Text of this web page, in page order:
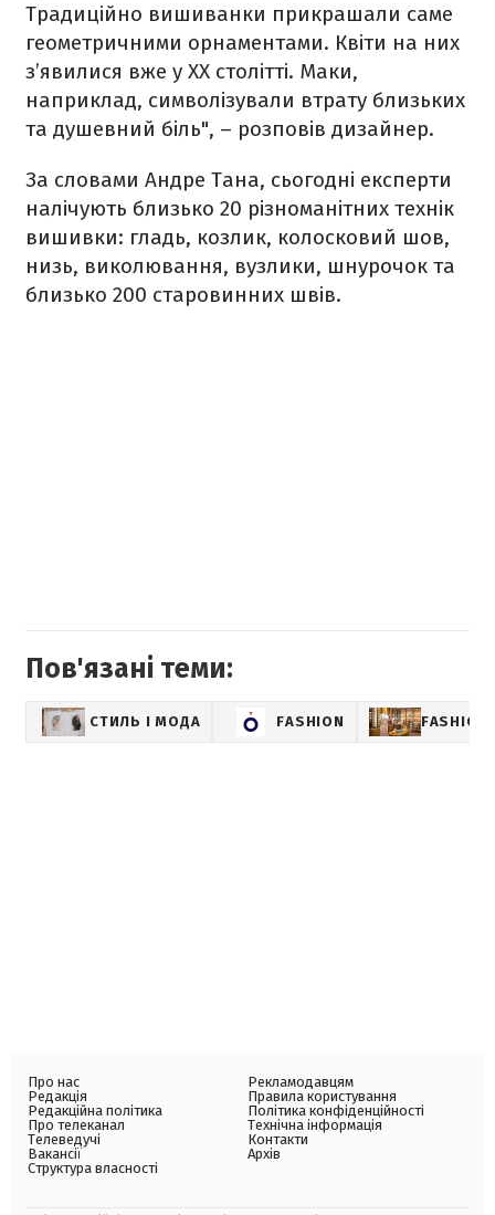
Традиційно вишиванки прикрашали саме
геометричними орнаментами. Квіти на них
з’явилися вже у XX столітті. Маки,
наприклад, символізували втрату близьких
та душевний біль", – розповів дизайнер.
За словами Андре Тана, сьогодні експерти
налічують близько 20 різноманітних технік
вишивки: гладь, козлик, колосковий шов,
низь, виколювання, вузлики, шнурочок та
близько 200 старовинних швів.
Пов'язані теми:
СТИЛЬ І МОДА FASHION
Про нас
Редакція
Редакційна політика
Про телеканал
Телеведучі
Вакансії
Структура власності
Рекламодавцям
Правила користування
Політика конфіденційності
Технічна інформація
Контакти
Архів